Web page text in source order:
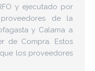
y ejecutado por
de la
y Calama a
de Compra. Estos
los proveedores